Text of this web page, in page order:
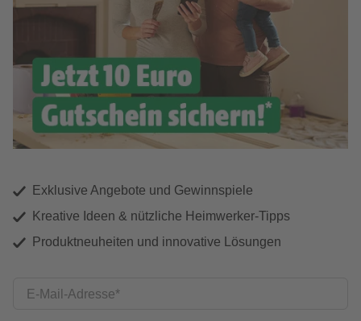
Exklusive Angebote und Gewinnspiele
Kreative Ideen & nützliche Heimwerker-Tipps
Produktneuheiten und innovative Lösungen
E-Mail-Adresse